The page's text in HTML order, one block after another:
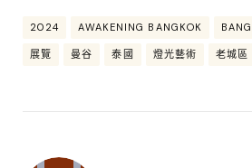
2024 AWAKENING BANGKOK
展覽 曼谷 泰國 燈光藝術 老城區